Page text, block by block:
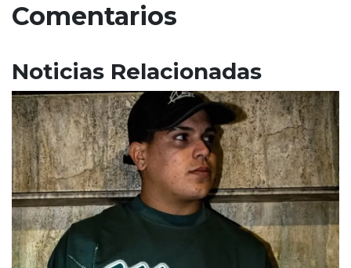
Comentarios
Noticias Relacionadas